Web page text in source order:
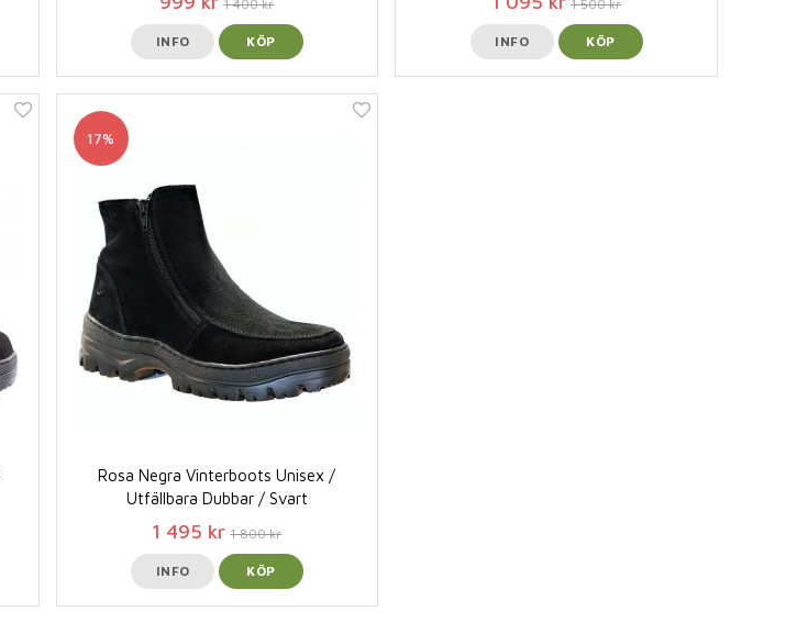
1 400 kr
INFO KÖP
1 500 kr
INFO KÖP
17%
Rosa Negra Vinterboots Unisex /
Utfällbara Dubbar / Svart
1 495 kr 1 800 kr
INFO KÖP